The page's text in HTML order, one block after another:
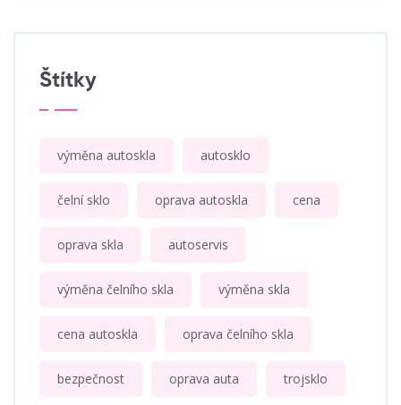
Štítky
výměna autoskla autosklo
čelní sklo oprava autoskla cena
oprava skla autoservis
výměna čelního skla výměna skla
cena autoskla oprava čelního skla
bezpečnost oprava auta trojsklo